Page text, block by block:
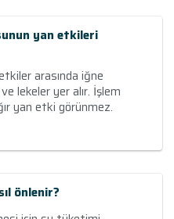
yan etkileri
arasında iğne
lekeler yer alır. İşlem
yan etki görünmez.
önlenir?